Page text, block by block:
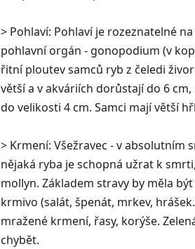
> Pohlaví: Pohlaví je rozeznatelné
pohlavní orgán - gonopodium (v
řitní ploutev samců ryb z čeledi
větší a v akváriích dorůstají do 6
do velikosti 4 cm. Samci mají větší
> Krmení: Všežravec - v absolutním
nějaká ryba je schopná užrat k
mollyn. Základem stravy by měla
krmivo (salát, špenát, mrkev,
mražené krmení, řasy, korýše.
chybět.